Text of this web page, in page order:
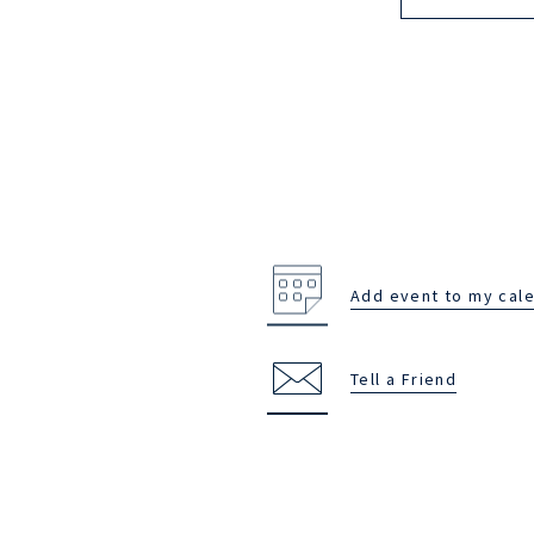
Add event to my
Tell a Friend